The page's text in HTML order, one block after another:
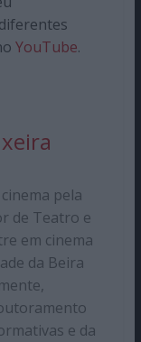
YouTube.
pela
de Teatro e
em cinema
da Beira
e da